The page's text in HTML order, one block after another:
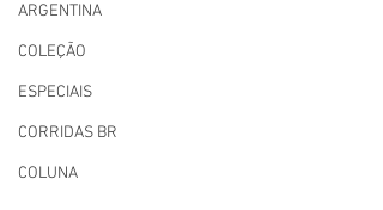
ARGENTINA
COLEÇÃO
ESPECIAIS
CORRIDAS BR
COLUNA